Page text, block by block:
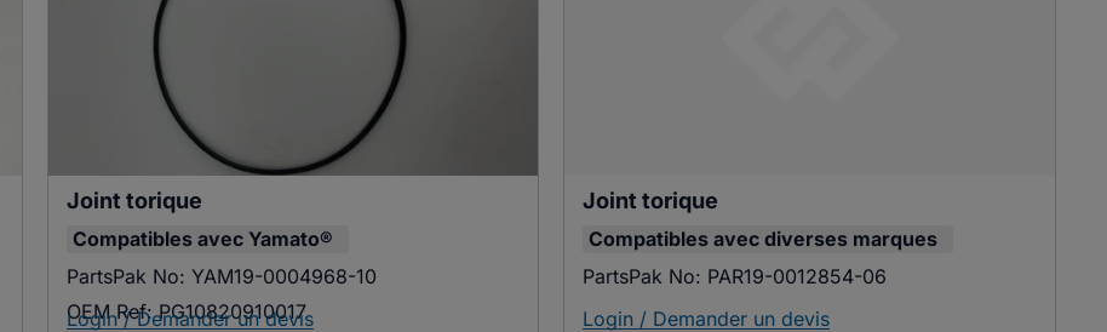
Joint torique
Compatibles avec Yamato®
PartsPak No: YAM19-0004968-10
OEM Ref: PG10820910017
Login / Demander un devis
Joint torique
Compatibles avecdiverses marques
PartsPak No: PAR19-0012854-06
Login / Demander un devis